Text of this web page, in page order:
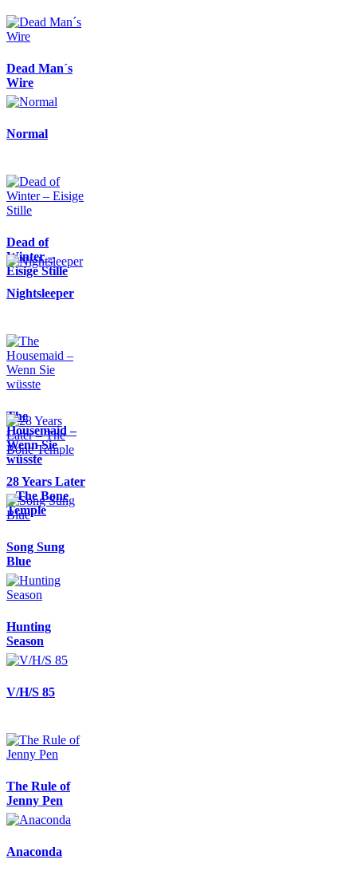
Dead Man´s
Wire
Normal
Dead of
Winter –
Eisige Stille
Nightsleeper
The
Housemaid –
Wenn Sie
wüsste
28 Years Later
– The Bone
Temple
Song Sung
Blue
Hunting
Season
V/H/S 85
The Rule of
Jenny Pen
Anaconda